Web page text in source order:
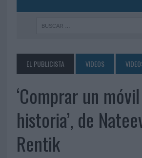
EL PUBLICISTA VIDEOS
‘Comprar un
historia’, de
Rentik